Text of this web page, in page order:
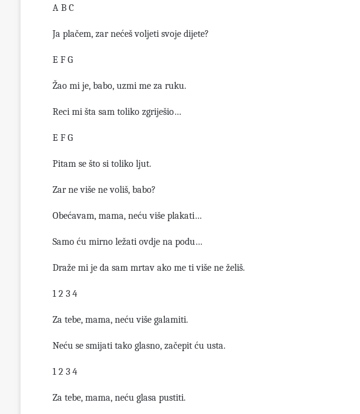
A B C
Ja plačem, zar nećeš voljeti svoje dijete?
E F G
Žao mi je, babo, uzmi me za ruku.
Reci mi šta sam toliko zgriješio…
E F G
Pitam se što si toliko ljut.
Zar ne više ne voliš, babo?
Obećavam, mama, neću više plakati…
Samo ću mirno ležati ovdje na podu…
Draže mi je da sam mrtav ako me ti više ne želiš.
1 2 3 4
Za tebe, mama, neću više galamiti.
Neću se smijati tako glasno, začepit ću usta.
1 2 3 4
Za tebe, mama, neću glasa pustiti.